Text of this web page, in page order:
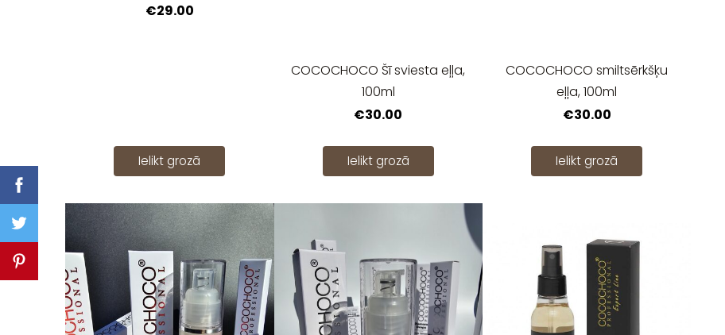
€29.00
Ielikt grozā
COCOCHOCO Šī sviesta eļļa,
100ml
€30.00
Ielikt grozā
COCOCHOCO smiltsērkšķu
eļļa, 100ml
€30.00
Ielikt grozā